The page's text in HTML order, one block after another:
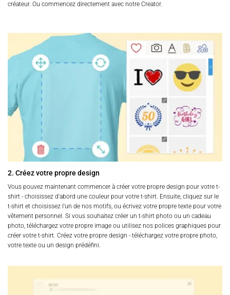
créateur. Ou commencez directement avec notre Creator.
2. Créez votre propre design
Vous pouvez maintenant commencer à créer votre propre design pour votre t-
shirt - choisissez d'abord une couleur pour votre t-shirt. Ensuite, cliquez sur le
t-shirt et choisissez l'un de nos motifs, ou écrivez votre propre texte pour votre
vêtement personnel. Si vous souhaitez créer un t-shirt photo ou un cadeau
photo, téléchargez votre propre image ou utilisez nos polices graphiques pour
créer votre t-shirt. Créez votre propre design - téléchargez votre propre photo,
votre texte ou un design prédéfini.